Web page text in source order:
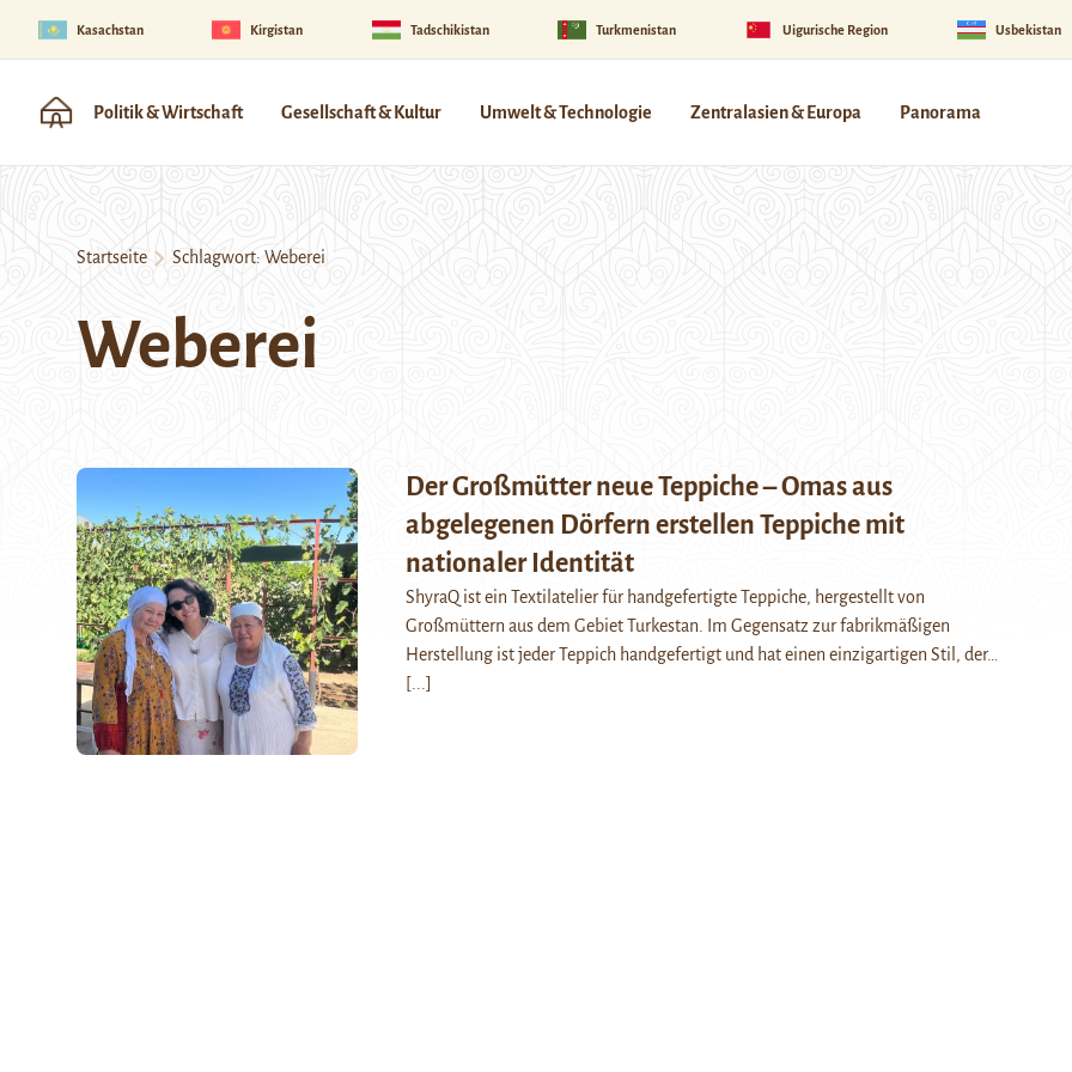
Kasachstan Kirgistan Tadschikistan Turkmenistan Uigurische Region Usbekistan
Politik & Wirtschaft Gesellschaft & Kultur Umwelt & Technologie Zentralasien & Europa Panorama
Startseite Schlagwort: Weberei
Weberei
Der Großmütter neue Teppiche – Omas aus
abgelegenen Dörfern erstellen Teppiche mit
nationaler Identität
ShyraQ ist ein Textilatelier für handgefertigte Teppiche, hergestellt von
Großmüttern aus dem Gebiet Turkestan. Im Gegensatz zur fabrikmäßigen
Herstellung ist jeder Teppich handgefertigt und hat einen einzigartigen Stil, der…
[...]